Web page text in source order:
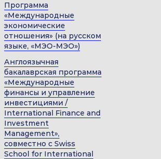
Программа
«Международные
экономические
отношения» (на русском
языке, «МЭО-МЭО»)
Англоязычная
бакалаврская программа
«Международные
финансы и управление
инвестициями /
International Finance and
Investment
Management»,
совместно с Swiss
School for International